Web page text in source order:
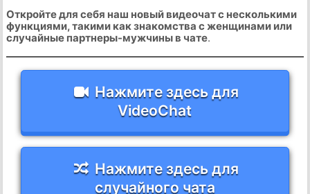
Откройте для себя наш новый видеочат с несколькими
функциями, такими как знакомства с женщинами или
случайные партнеры-мужчины в чате.
Нажмите здесь для
VideoChat
Нажмите здесь для
случайного чата